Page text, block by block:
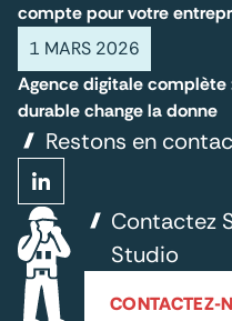
compte pour votre
1 MARS 2026
Agence digitale complète
durable change la donne
Restons en
Contactez
Studio
CONTACTEZ-